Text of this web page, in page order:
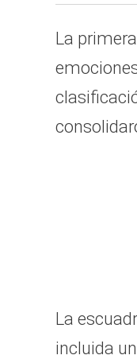
La
La
incluida